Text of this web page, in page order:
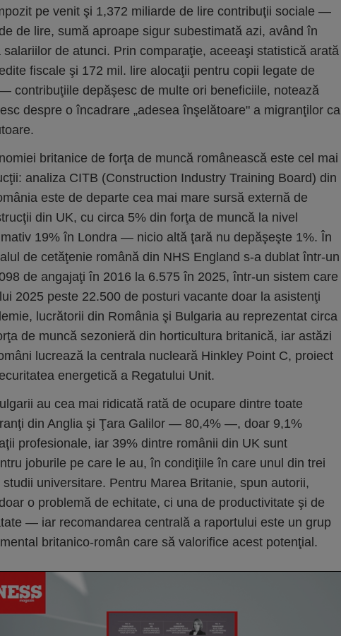
pe venit şi 1,372 miliarde de lire contribuţii sociale —
de lire, sumă aproape sigur subestimată azi, având în
de atunci. Prin comparaţie, aceeaşi statistică arată
fiscale şi 172 mil. lire alocaţii pentru copii legate de
contribuţiile depăşesc de multe ori beneficiile, notează
despre o încadrare „adesea înşelătoare" a migranţilor ca
britanice de forţa de muncă românească este cel mai
analiza CITB (Construction Industry Training Board) din
este de departe cea mai mare sursă externă de
din UK, cu circa 5% din forţa de muncă la nivel
19% în Londra — nicio altă ţară nu depăşeşte 1%. În
de cetăţenie română din NHS England s-a dublat într-un
de angajaţi în 2016 la 6.575 în 2025, într-un sistem care
2025 peste 22.500 de posturi vacante doar la asistenţi
lucrătorii din România şi Bulgaria au reprezentat circa
de muncă sezonieră din horticultura britanică, iar astăzi
lucrează la centrala nucleară Hinkley Point C, proiect
energetică a Regatului Unit.
au cea mai ridicată rată de ocupare dintre toate
din Anglia şi Ţara Galilor — 80,4% —, doar 9,1%
profesionale, iar 39% dintre românii din UK sunt
joburile pe care le au, în condiţiile în care unul din trei
universitare. Pentru Marea Britanie, spun autorii,
o problemă de echitate, ci una de productivitate şi de
— iar recomandarea centrală a raportului este un grup
britanico-român care să valorifice acest potenţial.